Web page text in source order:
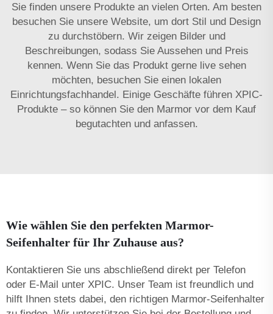
Sie finden unsere Produkte an vielen Orten. Am besten
besuchen Sie unsere Website, um dort Stil und Design
zu durchstöbern. Wir zeigen Bilder und
Beschreibungen, sodass Sie Aussehen und Preis
kennen. Wenn Sie das Produkt gerne live sehen
möchten, besuchen Sie einen lokalen
Einrichtungsfachhandel. Einige Geschäfte führen XPIC-
Produkte – so können Sie den Marmor vor dem Kauf
begutachten und anfassen.
Wie wählen Sie den perfekten Marmor-
Seifenhalter für Ihr Zuhause aus?
Kontaktieren Sie uns abschließend direkt per Telefon
oder E-Mail unter XPIC. Unser Team ist freundlich und
hilft Ihnen stets dabei, den richtigen Marmor-Seifenhalter